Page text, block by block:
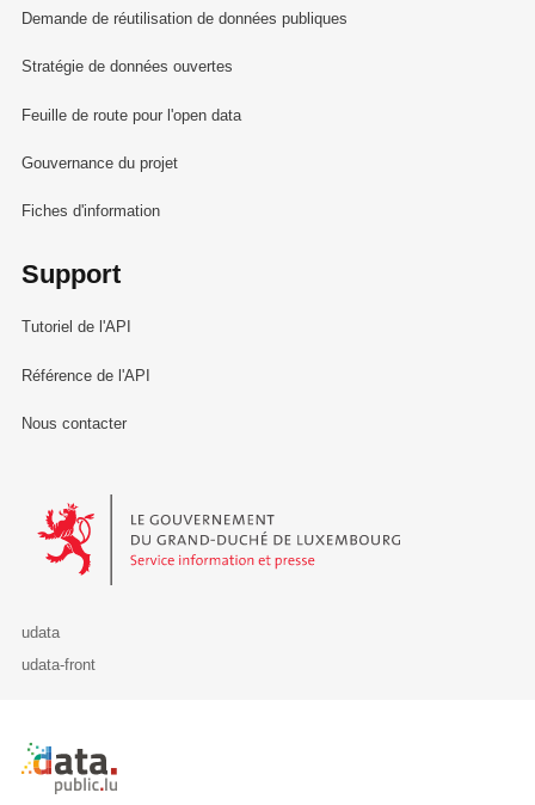
Demande de réutilisation de données publiques
Stratégie de données ouvertes
Feuille de route pour l'open data
Gouvernance du projet
Fiches d'information
Support
Tutoriel de l'API
Référence de l'API
Nous contacter
Le Gouvernement du Grand-Duché de Luxembourg - Service
udata
udata-front
Retour à l'accueil de data.public.lu